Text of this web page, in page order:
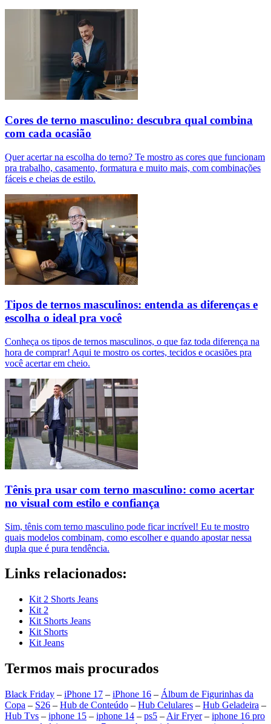
Cores de terno masculino: descubra qual combina
com cada ocasião
Quer acertar na escolha do terno? Te mostro as cores que funcionam
pra trabalho, casamento, formatura e muito mais, com combinações
fáceis e cheias de estilo.
Tipos de ternos masculinos: entenda as diferenças e
escolha o ideal pra você
Conheça os tipos de ternos masculinos, o que faz toda diferença na
hora de comprar! Aqui te mostro os cortes, tecidos e ocasiões pra
você acertar em cheio.
Tênis pra usar com terno masculino: como acertar
no visual com estilo e confiança
Sim, tênis com terno masculino pode ficar incrível! Eu te mostro
quais modelos combinam, como escolher e quando apostar nessa
dupla que é pura tendência.
Links relacionados:
Kit 2 Shorts Jeans
Kit 2
Kit Shorts Jeans
Kit Shorts
Kit Jeans
Termos mais procurados
Black Friday – iPhone 17 – iPhone 16 – Álbum de Figurinhas da
Copa – S26 – Hub de Conteúdo – Hub Celulares – Hub Geladeira –
Hub Tvs – iphone 15 – iphone 14 – ps5 – Air Fryer– iphone 16 pro